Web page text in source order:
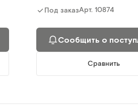
Под заказАрт. 10874
Сообщить о
Сравнить